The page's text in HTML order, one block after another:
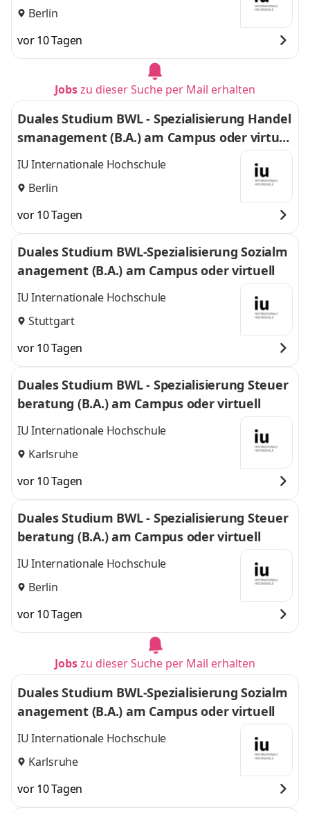
Berlin
vor 10 Tagen
Jobszu dieser Suche per Mail erhalten
Duales Studium BWL - Spezialisierung Handel
smanagement (B.A.) am Campus oder virtuel
l
IU Internationale Hochschule
Berlin
vor 10 Tagen
Duales Studium BWL-Spezialisierung Sozialm
anagement (B.A.) am Campus oder virtuell
IU Internationale Hochschule
Stuttgart
vor 10 Tagen
Duales Studium BWL - Spezialisierung Steuer
beratung (B.A.) am Campus oder virtuell
IU Internationale Hochschule
Karlsruhe
vor 10 Tagen
Duales Studium BWL - Spezialisierung Steuer
beratung (B.A.) am Campus oder virtuell
IU Internationale Hochschule
Berlin
vor 10 Tagen
Jobszu dieser Suche per Mail erhalten
Duales Studium BWL-Spezialisierung Sozialm
anagement (B.A.) am Campus oder virtuell
IU Internationale Hochschule
Karlsruhe
vor 10 Tagen